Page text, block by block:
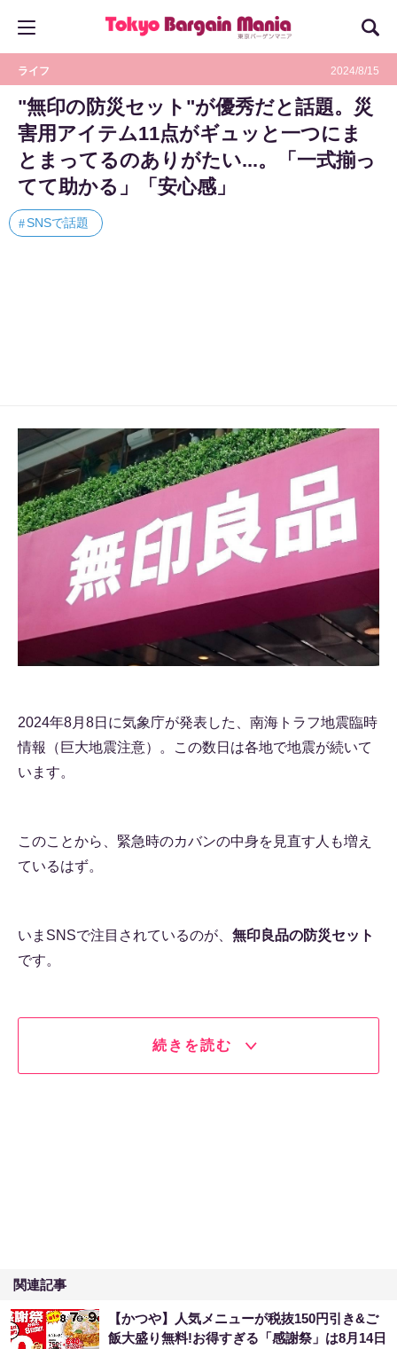
ライフ 2024/8/15
"無印の防災セット"が優秀だと話題。災
害用アイテム11点がギュッと一つにま
とまってるのありがたい...。「一式揃っ
てて助かる」「安心感」
SNSで話題
2024年8月8日に気象庁が発表した、南海トラフ地震臨時
情報（巨大地震注意）。この数日は各地で地震が続いて
います。
このことから、緊急時のカバンの中身を見直す人も増え
ているはず。
いまSNSで注目されているのが、 無印良品の防災セット
です。
続きを読む
関連記事
【かつや】人気メニューが税抜150円引き&ご
飯大盛り無料!お得すぎる「感謝祭」は8月14日